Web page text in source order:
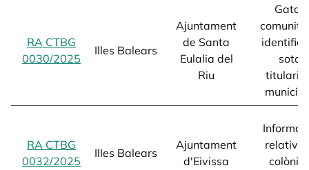
RA CTBG
0030/2025 opens in a new tab
Illes Balears
Ajuntament
de Santa
Eulalia del
Riu
Gatos
sota
RA CTBG
0032/2025 opens in a new tab
Illes Balears
Ajuntament
d'Eivissa
relativa